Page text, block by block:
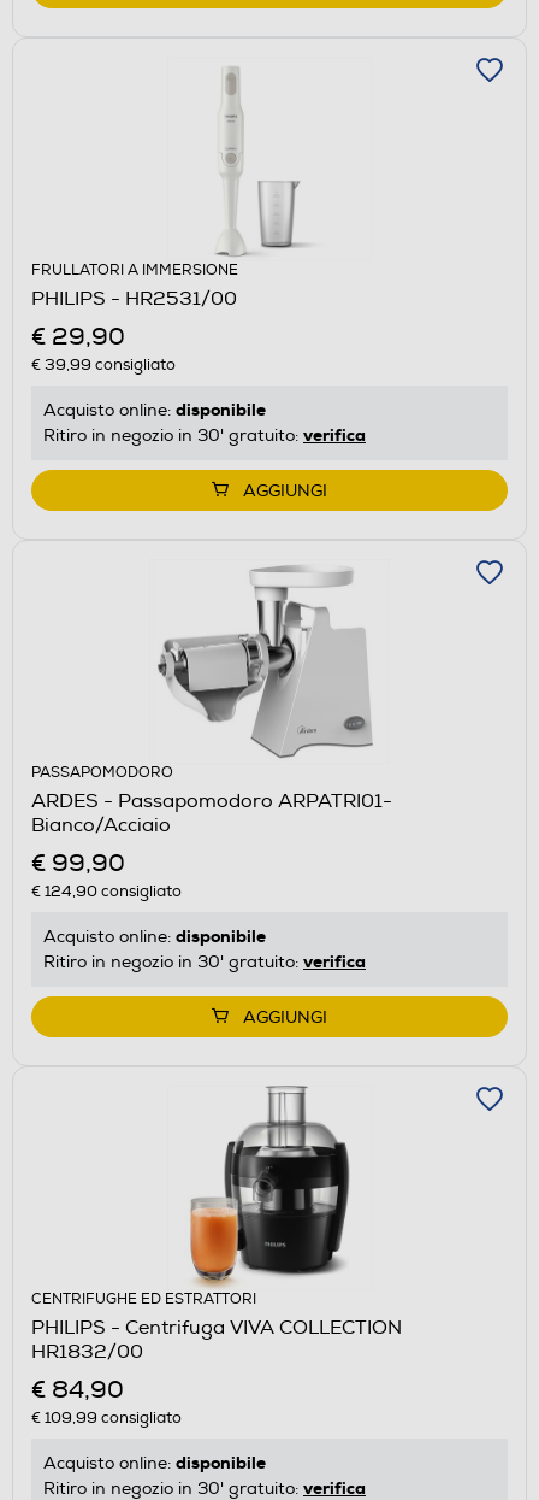
FRULLATORI A IMMERSIONE
PHILIPS - HR2531/00
€ 29,90
€ 39,99 consigliato
Acquisto online: disponibile
Ritiro in negozio in 30' gratuito: verifica
AGGIUNGI
PASSAPOMODORO
ARDES - Passapomodoro ARPATRI01-
Bianco/Acciaio
€ 99,90
€ 124,90consigliato
Acquisto online: disponibile
Ritiro in negozio in 30' gratuito: verifica
AGGIUNGI
CENTRIFUGHE ED ESTRATTORI
PHILIPS - Centrifuga VIVA COLLECTION
HR1832/00
€ 84,90
€ 109,99 consigliato
Acquisto online: disponibile
Ritiro in negozio in 30' gratuito: verifica